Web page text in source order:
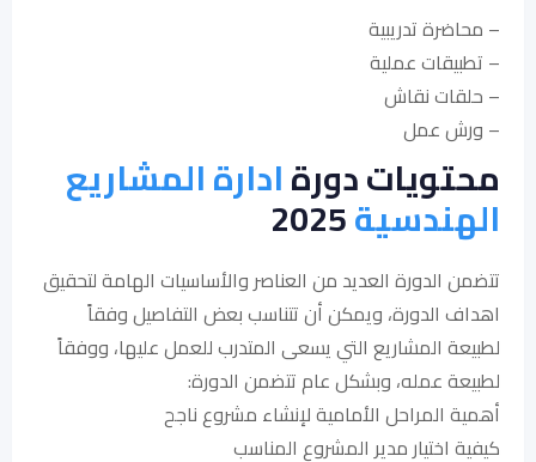
– محاضرة تدريبية
– تطبيقات عملية
– حلقات نقاش
– ورش عمل
محتويات دورةادارة المشاريع
الهندسية
تتضمن الدورة العديد من العناصر والأساسيات الهامة لتحقيق
اهداف الدورة، ويمكن أن تتناسب بعض التفاصيل وفقاً
لطبيعة المشاريع التي يسعى المتدرب للعمل عليها، ووفقاً
لطبيعة عمله، وبشكل عام تتضمن الدورة:
أهمية المراحل الأمامية لإنشاء مشروع ناجح
كيفية اختيار مدير المشروع المناسب